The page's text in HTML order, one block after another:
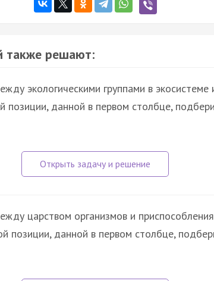
также решают:
экологическими группами в экосистеме
позиции, данной в первом столбце,
царством организмов и
позиции, данной в первом столбце,